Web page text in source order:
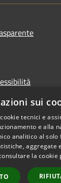
App
sui
tecnici e
e alla
analitico al
aggregate
la cookie